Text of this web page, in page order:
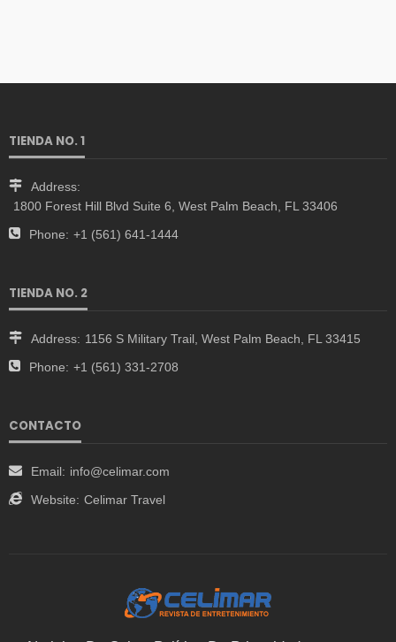
TIENDA NO. 1
Address:
1800 Forest Hill Blvd Suite 6, West Palm Beach, FL 33406
Phone: +1 (561) 641-1444
TIENDA NO. 2
Address: 1156 S Military Trail, West Palm Beach, FL 33415
Phone: +1 (561) 331-2708
CONTACTO
Email: info@celimar.com
Website: Celimar Travel